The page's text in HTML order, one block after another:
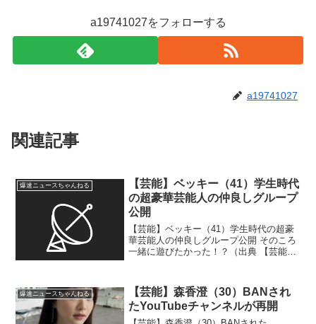
a19741027をフォローする
a19741027
関連記事
爆速ニュースちゃんねる
【芸能】ベッキー（41）学生時代
の超豪華芸能人の仲良しグループ
公開
【芸能】ベッキー（41）学生時代の超豪
華芸能人の仲良しグループ公開 そのころ
一緒に遊びたかった！？（出典 【芸能】
け」でプリクラ帳は封印 ）1 jinjin ★ ：
20...
爆速ニュースちゃんねる
【芸能】森香澄（30）BANされ
たYouTubeチャンネルが再開